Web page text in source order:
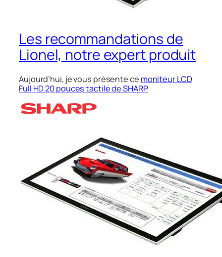
Les recommandations de
Lionel, notre expert produit
Aujourd’hui, je vous présente ce moniteur LCD
Full HD 20 pouces tactile de SHARP